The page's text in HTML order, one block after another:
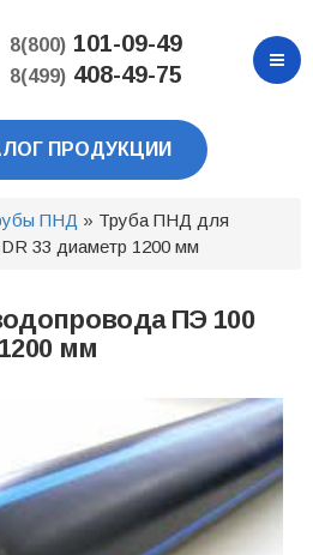
8(800)101-09-49
8(499)408-49-75
ПРОДУКЦИИ
ПНД » Труба ПНД для
33 диаметр 1200 мм
ПЭ 100
мм